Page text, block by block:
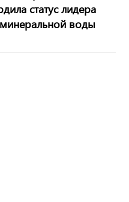
статус лидера
воды